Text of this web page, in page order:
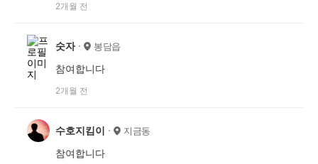
2개월 전
숫자 봉담읍
참여합니다
2개월 전
수호지킴이 지금동
참여합니다